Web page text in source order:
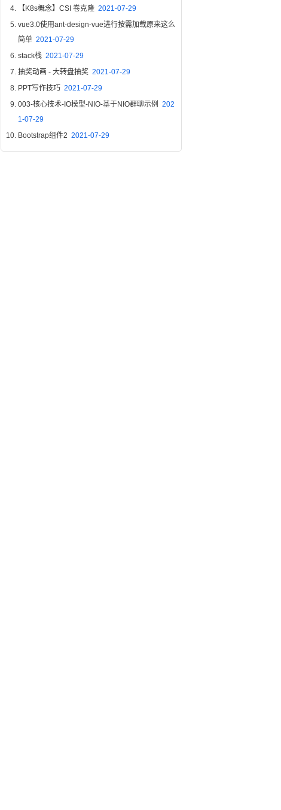
【K8s概念】CSI 卷克隆 2021-07-29
vue3.0使用ant-design-vue进行按需加载原来这么
简单 2021-07-29
stack栈 2021-07-29
抽奖动画 - 大转盘抽奖 2021-07-29
PPT写作技巧 2021-07-29
003-核心技术-IO模型-NIO-基于NIO群聊示例 202
1-07-29
Bootstrap组件2 2021-07-29